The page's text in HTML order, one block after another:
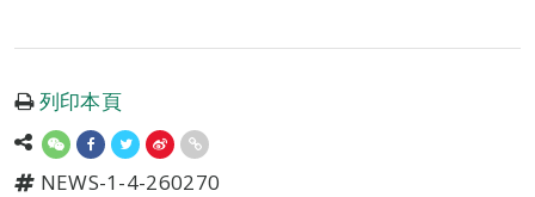
列印本頁
NEWS-1-4-260270